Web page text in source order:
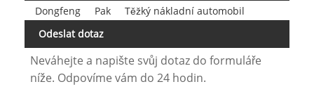
Dongfeng
Pak
Těžký nákladní automobil
Odeslat dotaz
Neváhejte a napište svůj dotaz do formuláře
níže. Odpovíme vám do 24 hodin.